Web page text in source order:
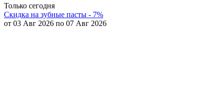
Только сегодня
Скидка на зубные пасты - 7%
от 03 Авг 2026 по 07 Авг 2026